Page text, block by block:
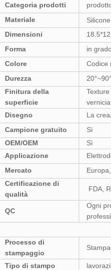
Categoria prodotti
Materiale
Dimensioni
Forma
in
Colore
Codice
Durezza
Finitura della
superficie
Disegno
La
Campione gratuito
Sì
OEM/OEM
Sì
Applicazione
Mercato
Certificazione di
qualità
FDA,
QC
Ogni
Processo di
stampaggio
Tipo di stampo